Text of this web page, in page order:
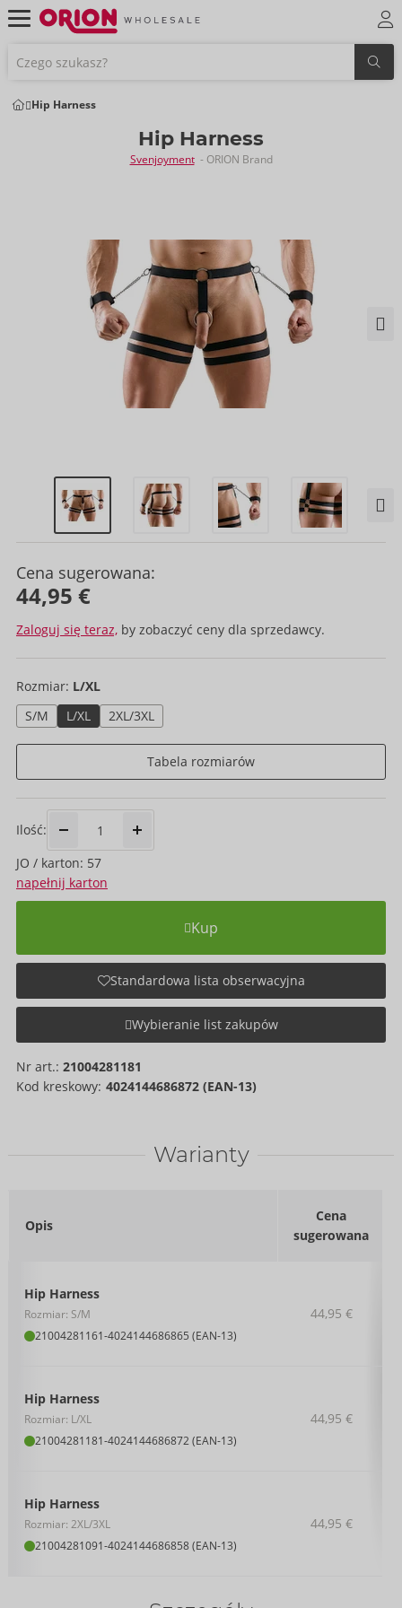
Hip Harness
Hip Harness
Svenjoyment - ORION Brand
Cena sugerowana:
44,95 €
Zaloguj się teraz, by zobaczyć ceny dla sprzedawcy.
Rozmiar: L/XL
S/M
L/XL 2XL/3XL
Tabela rozmiarów
Ilość:
JO / karton: 57
napełnij karton
Kup
Standardowa lista obserwacyjna
Wybieranie list zakupów
Nr art.: 21004281181
Kod kreskowy: 4024144686872 (EAN-13)
Warianty
Opis
Cena
sugerowana
Hip Harness
Rozmiar: S/M
21004281161-4024144686865 (EAN-13)
44,95 €
Hip Harness
Rozmiar: L/XL
21004281181-4024144686872 (EAN-13)
44,95 €
Hip Harness
Rozmiar: 2XL/3XL
21004281091-4024144686858 (EAN-13)
44,95 €